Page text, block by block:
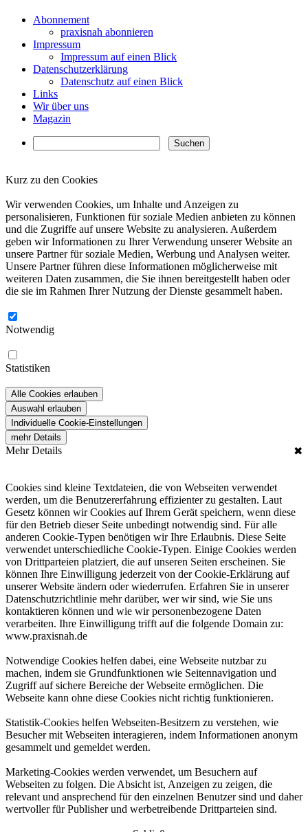
Abonnement
praxisnah abonnieren
Impressum
Impressum auf einen Blick
Datenschutzerklärung
Datenschutz auf einen Blick
Links
Wir über uns
Magazin
Kurz zu den Cookies
Wir verwenden Cookies, um Inhalte und Anzeigen zu
personalisieren, Funktionen für soziale Medien anbieten zu können
und die Zugriffe auf unsere Website zu analysieren. Außerdem
geben wir Informationen zu Ihrer Verwendung unserer Website an
unsere Partner für soziale Medien, Werbung und Analysen weiter.
Unsere Partner führen diese Informationen möglicherweise mit
weiteren Daten zusammen, die Sie ihnen bereitgestellt haben oder
die sie im Rahmen Ihrer Nutzung der Dienste gesammelt haben.
Notwendig
Statistiken
Alle Cookies erlauben
Auswahl erlauben
Individuelle Cookie-Einstellungen
mehr Details
Mehr Details ✖
Cookies sind kleine Textdateien, die von Webseiten verwendet
werden, um die Benutzererfahrung effizienter zu gestalten. Laut
Gesetz können wir Cookies auf Ihrem Gerät speichern, wenn diese
für den Betrieb dieser Seite unbedingt notwendig sind. Für alle
anderen Cookie-Typen benötigen wir Ihre Erlaubnis. Diese Seite
verwendet unterschiedliche Cookie-Typen. Einige Cookies werden
von Drittparteien platziert, die auf unseren Seiten erscheinen. Sie
können Ihre Einwilligung jederzeit von der Cookie-Erklärung auf
unserer Website ändern oder wiederrufen. Erfahren Sie in unserer
Datenschutzrichtlinie mehr darüber, wer wir sind, wie Sie uns
kontaktieren können und wie wir personenbezogene Daten
verarbeiten. Ihre Einwilligung trifft auf die folgende Domain zu:
www.praxisnah.de
Notwendige Cookies helfen dabei, eine Webseite nutzbar zu
machen, indem sie Grundfunktionen wie Seitennavigation und
Zugriff auf sichere Bereiche der Webseite ermöglichen. Die
Webseite kann ohne diese Cookies nicht richtig funktionieren.
Statistik-Cookies helfen Webseiten-Besitzern zu verstehen, wie
Besucher mit Webseiten interagieren, indem Informationen anonym
gesammelt und gemeldet werden.
Marketing-Cookies werden verwendet, um Besuchern auf
Webseiten zu folgen. Die Absicht ist, Anzeigen zu zeigen, die
relevant und ansprechend für den einzelnen Benutzer sind und daher
wertvoller für Publisher und werbetreibende Drittparteien sind.